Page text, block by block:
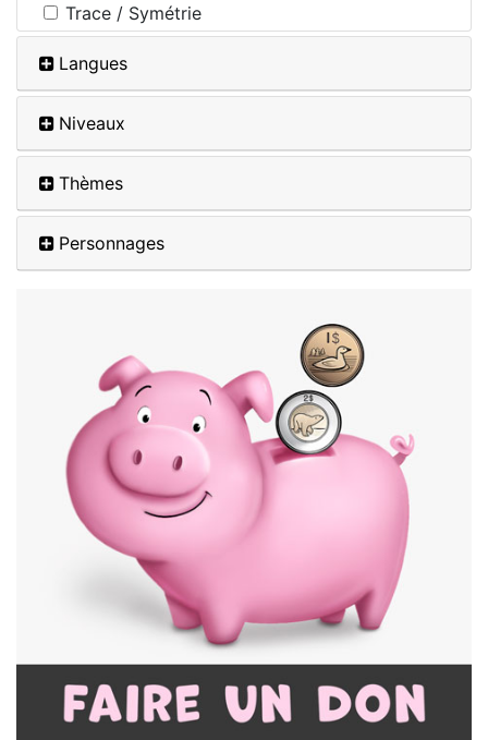
Trace / Symétrie
Langues
Niveaux
Thèmes
Personnages